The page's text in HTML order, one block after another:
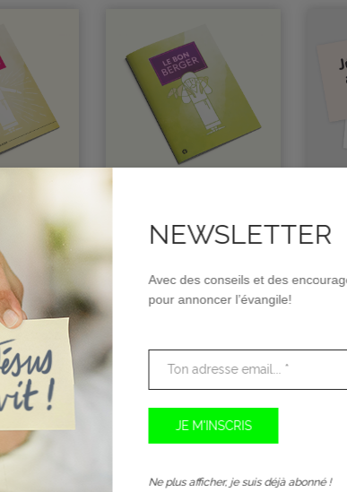
CHF 0.00 CHF
NEWSLETTER
Avec des conseils et des
pour annoncer l’évangile!
Ne plus afficher, je suis déjà abonné !